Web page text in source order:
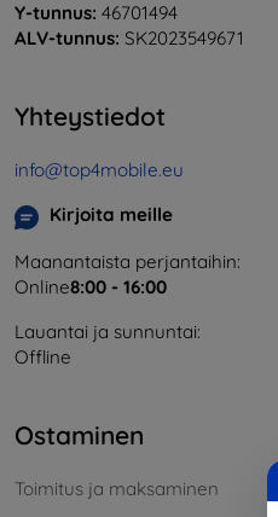
Y-tunnus: 46701494
ALV-tunnus: SK2023549671
Yhteystiedot
info@top4mobile.eu
Kirjoita meille
Maanantaista perjantaihin:
Online8:00 - 16:00
Lauantai ja sunnuntai:
Offline
Ostaminen
Toimitus ja maksaminen